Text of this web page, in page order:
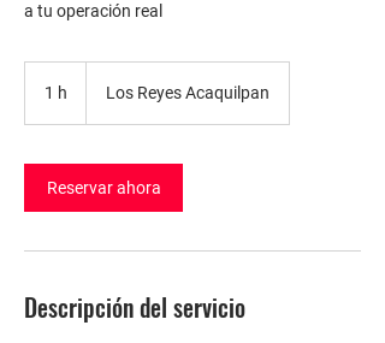
a tu operación real
1 h Los Reyes Acaquilpan
Reservar ahora
Descripción del servicio